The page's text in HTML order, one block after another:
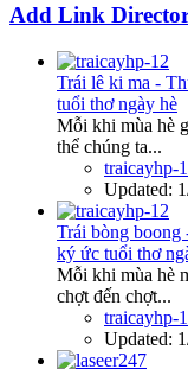
Add Link
Trái lê ki ma -
tuổi thơ ngày hè
Mỗi khi mùa hè
thể chúng ta...
traicayhp-
Updated:
Trái bòng boong
ký ức tuổi thơ
Mỗi khi mùa hè
chợt đến chợt...
traicayhp-
Updated: